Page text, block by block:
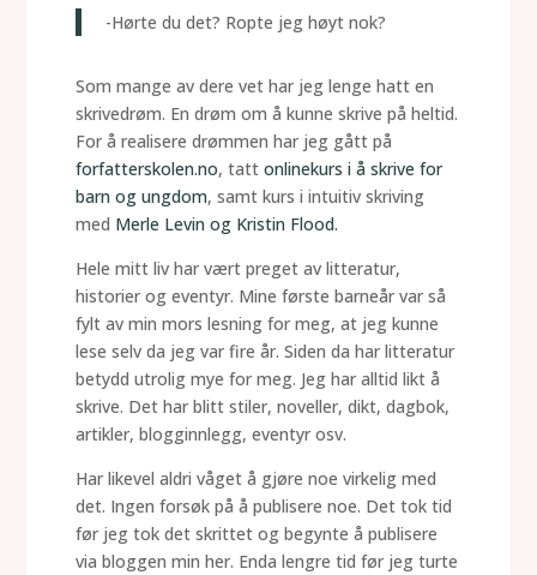
-Hørte du det? Ropte jeg høyt nok?
Som mange av dere vet har jeg lenge hatt en
skrivedrøm. En drøm om å kunne skrive på heltid.
For å realisere drømmen har jeg gått på
forfatterskolen.no, tattonlinekurs i å skrive for
barn og ungdom, samt kurs i intuitiv skriving
med Merle Levin og Kristin Flood.
Hele mitt liv har vært preget av litteratur,
historier og eventyr. Mine første barneår var så
fylt av min mors lesning for meg, at jeg kunne
lese selv da jeg var fire år. Siden da har litteratur
betydd utrolig mye for meg. Jeg har alltid likt å
skrive. Det har blitt stiler, noveller, dikt, dagbok,
artikler, blogginnlegg, eventyr osv.
Har likevel aldri våget å gjøre noe virkelig med
det. Ingen forsøk på å publisere noe. Det tok tid
før jeg tok det skrittet og begynte å publisere
via bloggen min her. Enda lengre tid før jeg turte